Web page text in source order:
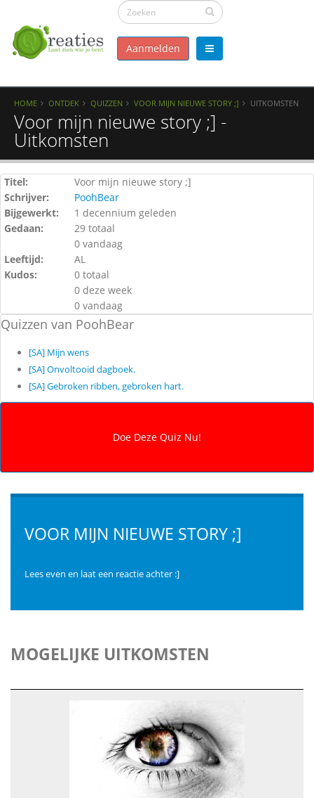
Aanmelden
HOME ONTDEK QUIZZEN VOOR MIJN NIEUWE STORY ;] UITKOMSTEN
Voor mijn nieuwe story ;] -
Uitkomsten
Titel:
Voor mijn nieuwe story ;]
Schrijver:
PoohBear
Bijgewerkt:
1 decennium geleden
Gedaan:
29 totaal
0 vandaag
Leeftijd:
AL
Kudos:
0 totaal
0 deze week
0 vandaag
Quizzen van PoohBear
[SA] Mijn wens
[SA] Onvoltooid dagboek.
[SA] Gebroken ribben, gebroken hart.
VOOR MIJN NIEUWE STORY ;]
Lees even en laat een reactie achter :]
MOGELIJKE UITKOMSTEN